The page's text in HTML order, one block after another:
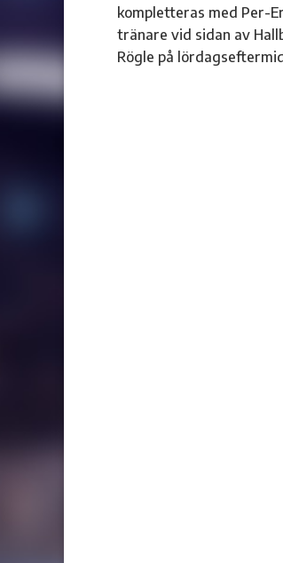
kompletteras med Per-
tränare vid sidan av
Rögle på